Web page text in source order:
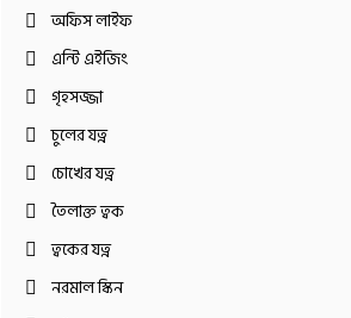
অফিস লাইফ
এন্টি এইজিং
গৃহসজ্জা
চুলের যত্ন
চোখের যত্ন
তৈলাক্ত ত্বক
ত্বকের যত্ন
নরমাল স্কিন